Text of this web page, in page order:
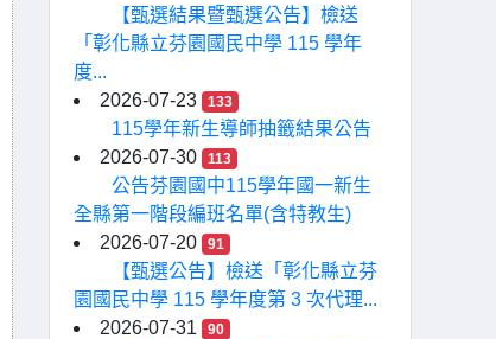
【甄選結果暨甄選公告】檢送
「彰化縣立芬園國民中學 115 學年
度...
2026-07-23
133
115學年新生導師抽籤結果公告
2026-07-30
113
公告芬園國中115學年國一新生
全縣第一階段編班名單(含特教生)
2026-07-20
91
【甄選公告】檢送「彰化縣立芬
園國民中學 115 學年度第 3 次代理...
2026-07-31
90